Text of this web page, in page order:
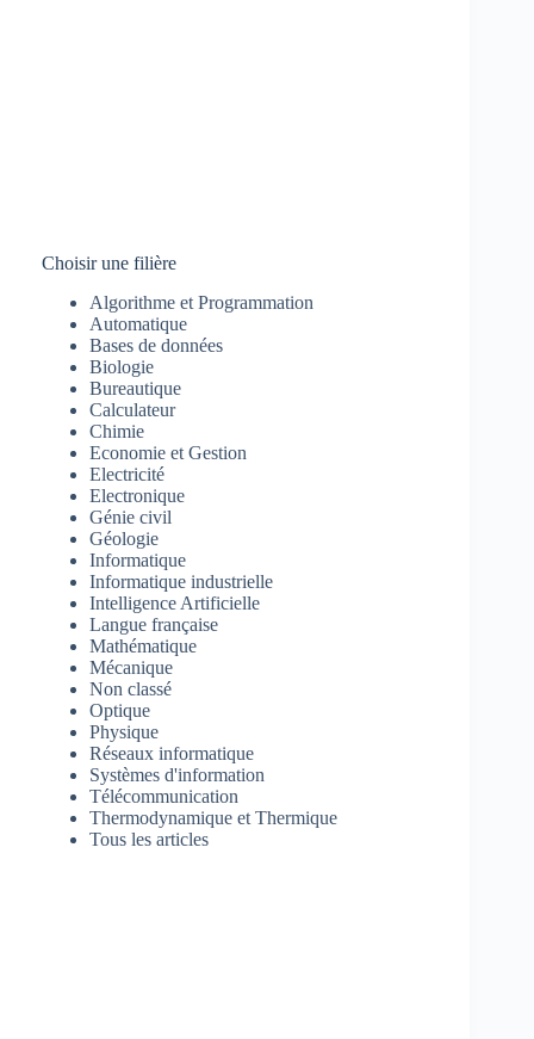
Choisir une filière
Algorithme et Programmation
Automatique
Bases de données
Biologie
Bureautique
Calculateur
Chimie
Economie et Gestion
Electricité
Electronique
Génie civil
Géologie
Informatique
Informatique industrielle
Intelligence Artificielle
Langue française
Mathématique
Mécanique
Non classé
Optique
Physique
Réseaux informatique
Systèmes d'information
Télécommunication
Thermodynamique et Thermique
Tous les articles